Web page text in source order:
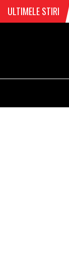
ULTIMELE STIRI